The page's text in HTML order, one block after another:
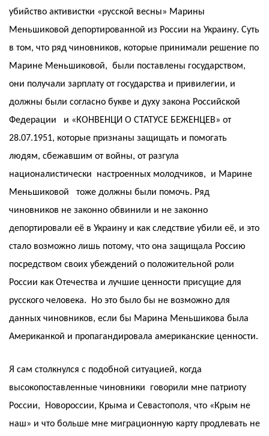
убийство активистки «русской весны» Марины
Меньшиковой депортированной из России на Украину. Суть
в том, что ряд чиновников, которые принимали решение по
Марине Меньшиковой, были поставлены государством,
они получали зарплату от государства и привилегии, и
должны были согласно букве и духу закона Российской
Федерации и «КОНВЕНЦИ О СТАТУСЕ БЕЖЕНЦЕВ» от
28.07.1951, которые признаны защищать и помогать
людям, сбежавшим от войны, от разгула
националистически настроенных молодчиков, и Марине
Меньшиковой тоже должны были помочь. Ряд
чиновников не законно обвинили и не законно
депортировали её в Украину и как следствие убили её, и это
стало возможно лишь потому, что она защищала Россию
посредством своих убеждений о положительной роли
России как Отечества и лучшие ценности присущие для
русского человека. Но это было бы не возможно для
данных чиновников, если бы Марина Меньшикова была
Американкой и пропагандировала американские ценности.
Я сам столкнулся с подобной ситуацией, когда
высокопоставленные чиновники говорили мне патриоту
России, Новороссии, Крыма и Севастополя, что «Крым не
наш» и что больше мне миграционную карту продлевать не